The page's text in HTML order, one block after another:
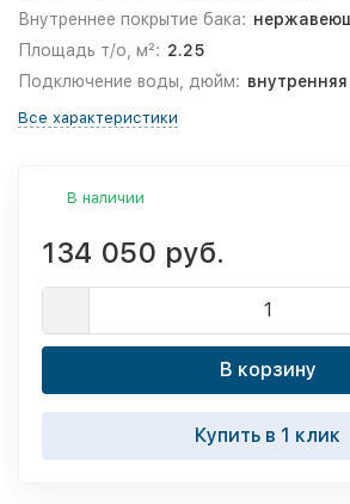
Внутреннее покрытие бака:
Площадь т/о, м²: 2.25
Подключение воды, дюйм:
Все характеристики
В наличии
134 050 руб.
В корзину
Купить в 1 клик